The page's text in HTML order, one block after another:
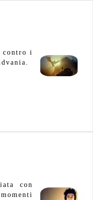
contro i
con